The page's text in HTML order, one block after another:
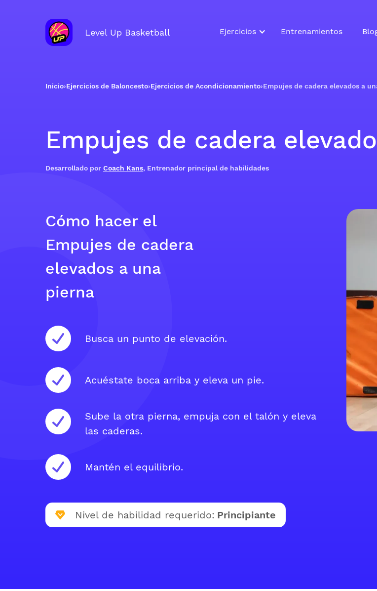
Level Up Basketball Ejercicios Entrenamientos
Inicio›Ejercicios de Baloncesto›Ejercicios de Acondicionamiento›Empujes de cadera elevados a
Empujes de cadera
Desarrollado por Coach Kans, Entrenador principal de habilidades
Cómo hacer el
Empujes de cadera
elevados a una
pierna
Busca un punto de elevación.
Acuéstate boca arriba y eleva un pie.
Sube la otra pierna, empuja con el talón y eleva
las caderas.
Mantén el equilibrio.
Nivel de habilidad requerido: Principiante